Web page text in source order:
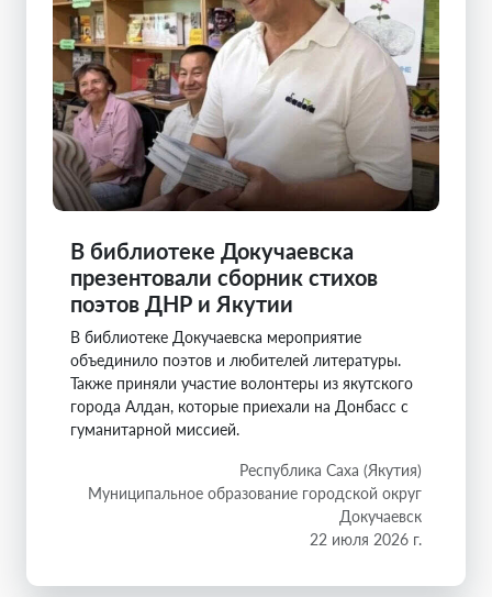
В библиотеке Докучаевска
презентовали сборник стихов
поэтов ДНР и Якутии
В библиотеке Докучаевска мероприятие
объединило поэтов и любителей литературы.
Также приняли участие волонтеры из якутского
города Алдан, которые приехали на Донбасс с
гуманитарной миссией.
Республика Саха (Якутия)
Муниципальное образование городской округ
Докучаевск
22 июля 2026 г.